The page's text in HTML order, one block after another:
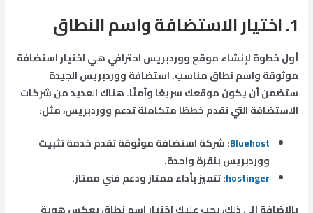
1. اختيار الاستضافة واسم النطاق
أول خطوة لإنشاء موقع ووردبريس احترافي هي اختيار استضافة
موثوقة واسم نطاق مناسب. استضافة ووردبريس الجيدة
ستضمن أن يكون موقعك سريعًا وآمنًا. هناك العديد من شركات
الاستضافة التي تقدم خططًا متكاملة تدعم ووردبريس، مثل:
Bluehost: شركة استضافة موثوقة تقدم خدمة تثبيت
ووردبريس بنقرة واحدة.
hostinger: تتميز بأداء ممتاز ودعم فني ممتاز.